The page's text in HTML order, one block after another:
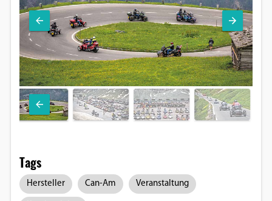
Tags
Hersteller Can-Am Veranstaltung